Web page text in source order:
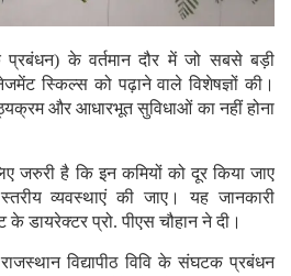
के वर्तमान दौर में जो सबसे बड़ी
स्किल्स को पढ़ाने वाले विशेषज्ञों की।
और आधारभूत सुविधाओं का नहीं होना
है कि इन कमियों को दूर किया जाए
व्यवस्थाएं की जाए। यह जानकारी
के डायरेक्टर प्रो. पीएस चौहान ने दी।
विद्यापीठ विवि के संघटक प्रबंधन